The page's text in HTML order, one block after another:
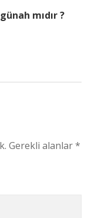
mıdır ?
Gerekli alanlar*